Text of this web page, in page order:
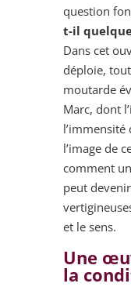
question
t-il
Dans cet
déploie,
moutarde
Marc, dont
l’image de
comment
peut
et le sens.
Une
la